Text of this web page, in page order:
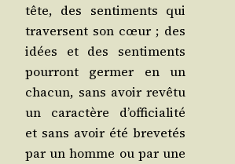
tête, des sen­ti­ments qui
tra­versent son cœur ; des
idées et des sen­ti­ments
pour­ront ger­mer en un
cha­cun, sans avoir revê­tu
un carac­tère d’of­fi­cia­li­té
et sans avoir été bre­ve­tés
par un homme ou par une